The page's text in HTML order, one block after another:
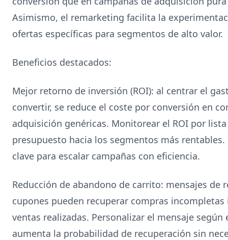
Asimismo, el remarketing facilita la
ofertas específicas para segmentos de alto valor.
Beneficios destacados:
Mejor retorno de inversión (ROI): al centrar el
convertir, se reduce el coste por conversión en
adquisición genéricas. Monitorear el ROI por
presupuesto hacia los segmentos más
clave para escalar campañas con eficiencia.
Reducción de abandono de carrito: mensajes de
cupones pueden recuperar compras
ventas realizadas. Personalizar el mensaje
aumenta la probabilidad de recuperación sin